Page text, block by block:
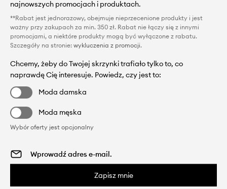
najnowszych promocjach i produktach.
**Rabat jest jednorazowy, obejmuje nieprzecenione produkty i jest
ważny przy zakupach za min. 350 zł. Rabat nie łączy się z innymi
promocjami, a niektóre produkty mogą być wyłączone z rabatu.
Szczegóły na stronie: wykluczenia z promocji.
Chcemy, żeby do Twojej skrzynki trafiało tylko to, co
naprawdę Cię interesuje. Powiedz, czy jest to:
Moda damska
Moda męska
Wybór oferty jest opcjonalny
Zapisz mnie